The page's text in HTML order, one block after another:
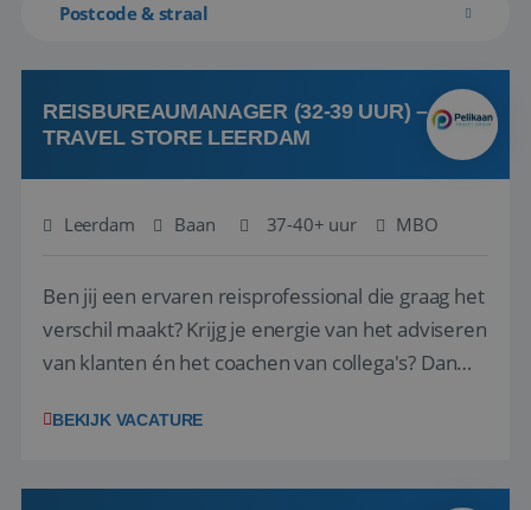
Postcode & straal
REISBUREAUMANAGER (32-39 UUR) –
TRAVEL STORE LEERDAM
Leerdam Baan 37-40+ uur MBO
Ben jij een ervaren reisprofessional die graag het
verschil maakt? Krijg je energie van het adviseren
van klanten én het coachen van collega's? Dan
(onderdeel van Pelikaan Travel Group) zoeken
team het reisbureau verder...
BEKIJK VACATURE